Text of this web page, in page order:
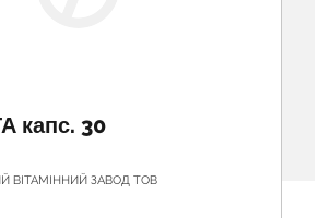
капс. 30
ВІТАМІННИЙ ЗАВОД ТОВ